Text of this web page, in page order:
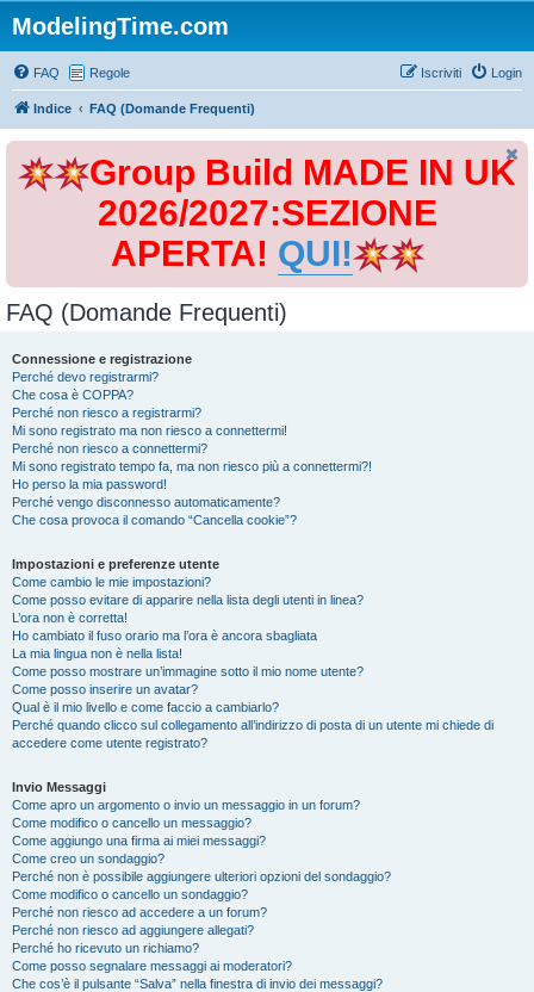
ModelingTime.com
FAQ Regole Login
Iscriviti
Indice FAQ (Domande Frequenti)
Group Build MADE IN UK
2026/2027:SEZIONE
APERTA! QUI!
FAQ (Domande Frequenti)
Connessione e registrazione
Perché devo registrarmi?
Che cosa è COPPA?
Perché non riesco a registrarmi?
Mi sono registrato ma non riesco a connettermi!
Perché non riesco a connettermi?
Mi sono registrato tempo fa, ma non riesco più a connettermi?!
Ho perso la mia password!
Perché vengo disconnesso automaticamente?
Che cosa provoca il comando “Cancella cookie”?
Impostazioni e preferenze utente
Come cambio le mie impostazioni?
Come posso evitare di apparire nella lista degli utenti in linea?
L’ora non è corretta!
Ho cambiato il fuso orario ma l’ora è ancora sbagliata
La mia lingua non è nella lista!
Come posso mostrare un’immagine sotto il mio nome utente?
Come posso inserire un avatar?
Qual è il mio livello e come faccio a cambiarlo?
Perché quando clicco sul collegamento all’indirizzo di posta di un utente mi chiede di
accedere come utente registrato?
Invio Messaggi
Come apro un argomento o invio un messaggio in un forum?
Come modifico o cancello un messaggio?
Come aggiungo una firma ai miei messaggi?
Come creo un sondaggio?
Perché non è possibile aggiungere ulteriori opzioni del sondaggio?
Come modifico o cancello un sondaggio?
Perché non riesco ad accedere a un forum?
Perché non riesco ad aggiungere allegati?
Perché ho ricevuto un richiamo?
Come posso segnalare messaggi ai moderatori?
Che cos’è il pulsante “Salva” nella finestra di invio dei messaggi?